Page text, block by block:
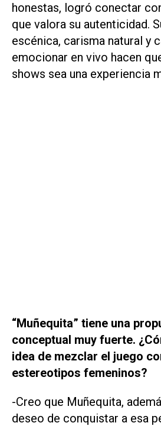
honestas, logró conectar
que valora su autenticidad.
escénica, carisma natural y
emocionar en vivo hacen
shows sea una experiencia
“Muñequita” tiene una
conceptual muy fuerte.
idea de mezclar el juego
estereotipos femeninos?
-Creo que Muñequita,
deseo de conquistar a esa